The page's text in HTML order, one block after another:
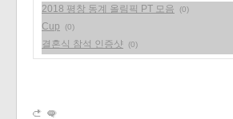
2018 평창 동계 올림픽 PT 모음 (0)
Cup (0)
결혼식 참석 인증샷 (0)